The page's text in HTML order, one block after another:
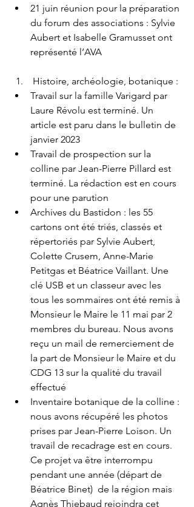
21 juin réunion pour la préparation
du forum des associations : Sylvie
Aubert et Isabelle Gramusset ont
représenté l’AVA
Histoire, archéologie, botanique :
Travail sur la famille Varigard par
Laure Révolu est terminé. Un
article est paru dans le bulletin de
janvier 2023
Travail de prospection sur la
colline par Jean-Pierre Pillard est
terminé. La rédaction est en cours
pour une parution
Archives du Bastidon : les 55
cartons ont été triés, classés et
répertoriés par Sylvie Aubert,
Colette Crusem, Anne-Marie
Petitgas et Béatrice Vaillant. Une
clé USB et un classeur avec les
tous les sommaires ont été remis à
Monsieur le Maire le 11 mai par 2
membres du bureau. Nous avons
reçu un mail de remerciement de
la part de Monsieur le Maire et du
CDG 13 sur la qualité du travail
effectué
Inventaire botanique de la colline :
nous avons récupéré les photos
prises par Jean-Pierre Loison. Un
travail de recadrage est en cours.
Ce projet va être interrompu
pendant une année (départ de
Béatrice Binet)  de la région mais
Agnès Thiebaud rejoindra cet